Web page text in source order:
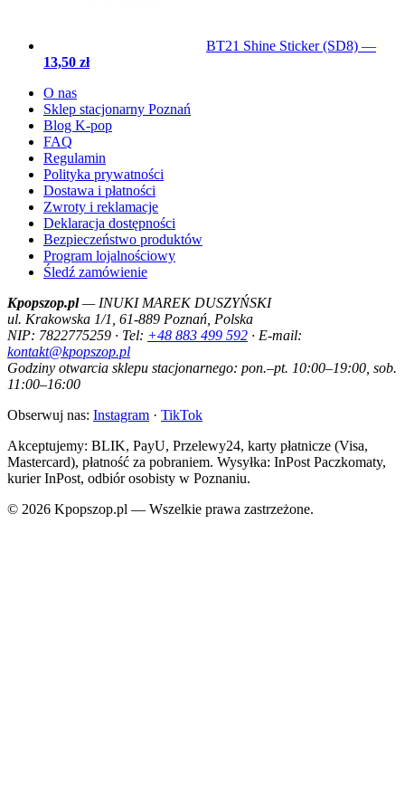
BT21 Shine Sticker (SD8) —
13,50 zł
O nas
Sklep stacjonarny Poznań
Blog K-pop
FAQ
Regulamin
Polityka prywatności
Dostawa i płatności
Zwroty i reklamacje
Deklaracja dostępności
Bezpieczeństwo produktów
Program lojalnościowy
Śledź zamówienie
Kpopszop.pl— INUKI MAREK DUSZYŃSKI
ul. Krakowska 1/1, 61-889 Poznań, Polska
NIP: 7822775259 · Tel: +48 883 499 592 · E-mail:
kontakt@kpopszop.pl
Godziny otwarcia sklepu stacjonarnego: pon.–pt. 10:00–19:00, sob.
11:00–16:00
Obserwuj nas: Instagram · TikTok
Akceptujemy: BLIK, PayU, Przelewy24, karty płatnicze (Visa,
Mastercard), płatność za pobraniem. Wysyłka: InPost Paczkomaty,
kurier InPost, odbiór osobisty w Poznaniu.
© 2026 Kpopszop.pl — Wszelkie prawa zastrzeżone.